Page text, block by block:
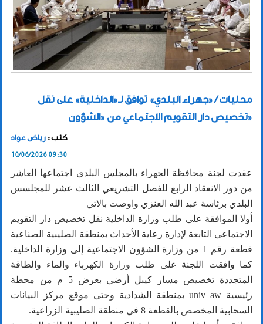
محليات / «جهراء البلدي» توافق لـ«الداخلية» على نقل
تخصيص دار التقويم الاجتماعي من «الشؤون»
كتب : رياض عواد
10/06/2026 09:30
عقدت لجنة محافظة الجهراء بالمجلس البلدي اجتماعها العاشر
من دور الانعقاد الرابع للفصل التشريعي الثالث عشر للمجلسس
البلدي برئاسة عبد الله العنزي واوصت بالاتي
أولا الموافقة على طلب وزارة الداخلية نقل تخصيص دار التقويم
الاجتماعي التابعة لإدارة رعاية الأحداث بمنطقة الصليبية الصناعية
قطعة رقم 1 من وزارة الشؤون الاجتماعية إلى وزارة الداخلية.
كما وافقت اللجنة على طلب وزارة الكهرباء والماء والطاقة
المتجددة تخصيص مسار كيبل أرضي بعرض 5 م من محطة
رئيسية univ aw بمنطقة الشدادية وحتى موقع مركز البيانات
السحابية المخصص بالقطعة 8 في منطقة الصليبية الزراعية.